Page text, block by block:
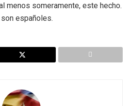
menos someramente, este hecho.
españoles.